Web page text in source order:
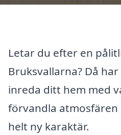
Letar du efter en
Bruksvallarna? Då
inreda ditt hem med
förvandla
helt ny karaktär.